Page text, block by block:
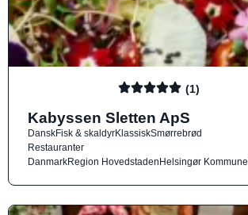
(1)
Kabyssen Sletten ApS
DanskFisk & skaldyrKlassiskSmørrebrød
Restauranter
DanmarkRegion HovedstadenHelsingør Kommune